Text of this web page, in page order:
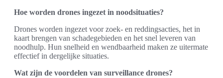
Hoe worden drones ingezet in noodsituaties?
Drones worden ingezet voor zoek- en reddingsacties, het in
kaart brengen van schadegebieden en het snel leveren van
noodhulp. Hun snelheid en wendbaarheid maken ze uitermate
effectief in dergelijke situaties.
Wat zijn de voordelen van surveillance drones?